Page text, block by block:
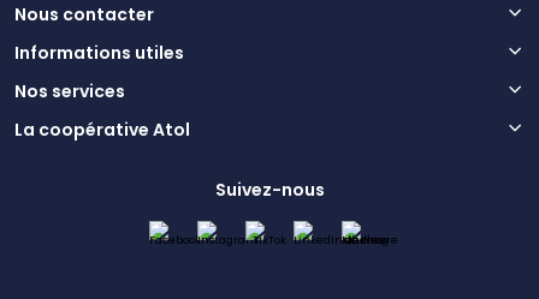
Nous contacter
Informations utiles
Nos services
La coopérative Atol
Suivez-nous